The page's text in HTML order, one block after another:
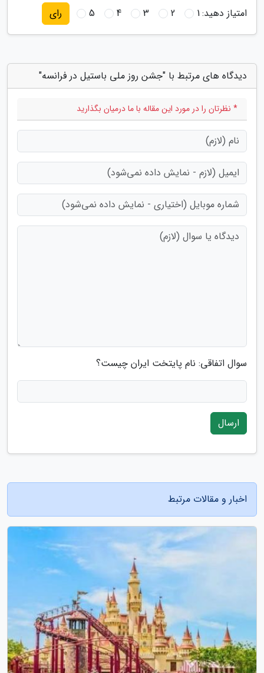
امتیاز دهید:1
2
3
4
5 رای
دیدگاه های مرتبط با "جشن روز ملی باستیل در فرانسه"
* نظرتان را در مورد این مقاله با ما درمیان بگذارید
سوال اتفاقی: نام پایتخت ایران چیست؟
ارسال
اخبار و مقالات مرتبط